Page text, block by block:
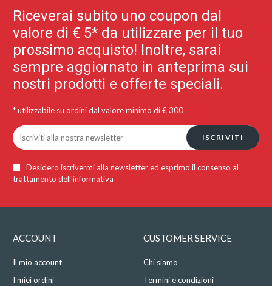
Riceverai subito uno coupon dal
valore di € 5* da utilizzare per il tuo
prossimo acquisto! Inoltre, sarai
sempre aggiornato in anteprima sui
nostri prodotti e offerte speciali.
* utilizzabile su ordini dal valore minimo di € 300
ISCRIVITI
Desidero iscrivermi alla newsletter ed esprimo il consenso al
trattamento dell'informativa
ACCOUNT
Il mio account
I miei ordini
CUSTOMER SERVICE
Chi siamo
Termini e condizioni